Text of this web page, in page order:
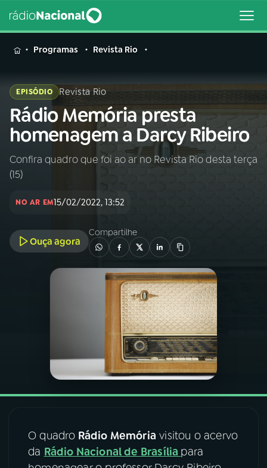
MENU
Buscar
na
Rádio
Nacional
Buscar
PODCASTS
07ÚLTIMAS
Programas Revista Rio
EPISÓDIO Revista Rio
Rádio Memória presta
homenagem a Darcy Ribeiro
Confira quadro que foi ao ar no Revista Rio desta terça
(15)
NO AR EM15/02/2022, 13:52
Ouça agora
Compartilhe
O quadro Rádio Memória visitou o acervo
da Rádio Nacional de Brasília para